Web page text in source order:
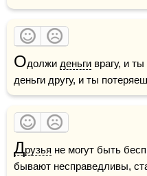
Одолжи деньги врагу, и
деньги другу, и ты
Друзья не могут быть
бывают несправедливы,